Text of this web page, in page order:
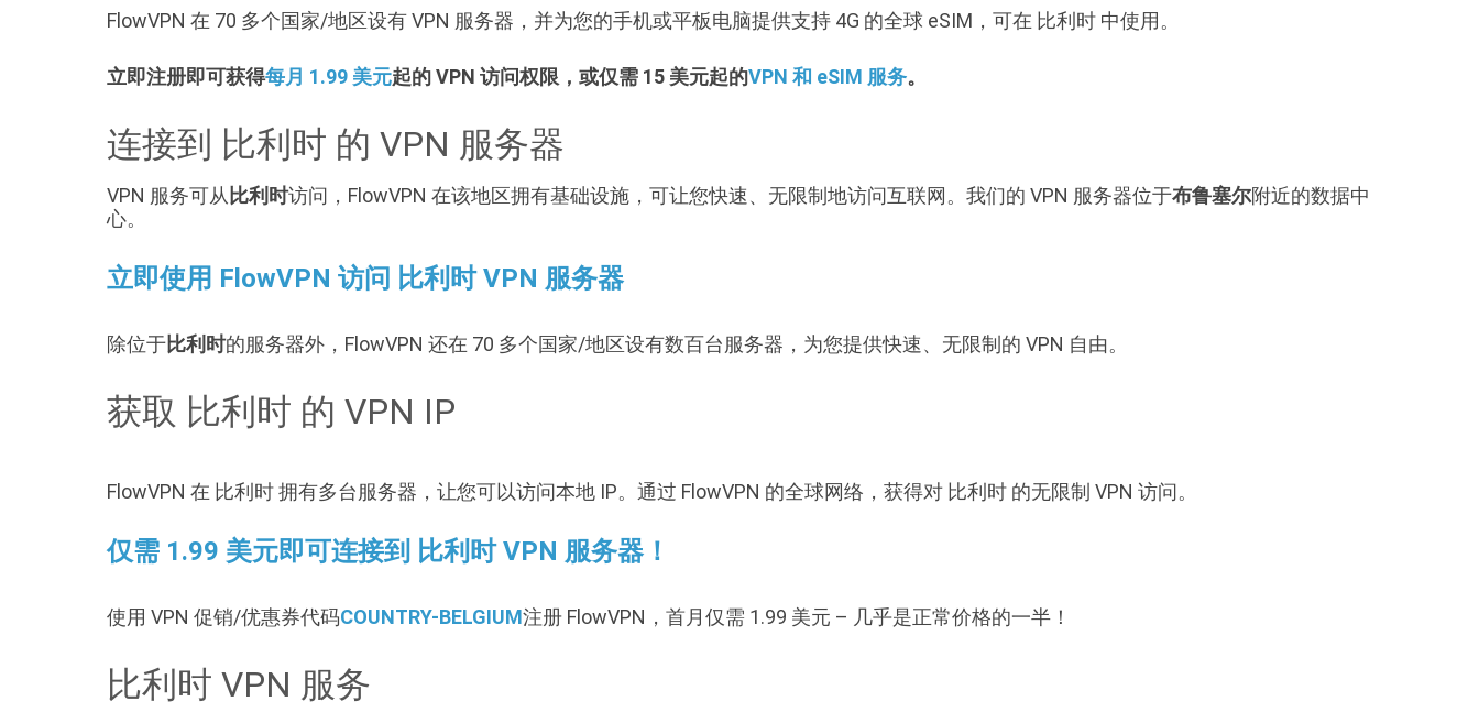
FlowVPN 在 70 多个国家/地区设有 VPN 服务器，并为您的手机或平板电脑提供支持 4G 的全球 eSIM，可在 比利时 中使用。
立即注册即可获得每月 1.99 美元起的 VPN 访问权限，或仅需 15 美元起的VPN 和 eSIM 服务。
连接到 比利时 的 VPN 服务器
VPN 服务可从比利时访问，FlowVPN 在该地区拥有基础设施，可让您快速、无限制地访问互联网。我们的 VPN 服务器位于布鲁塞尔附近的数据中
心。
立即使用 FlowVPN 访问 比利时 VPN 服务器
除位于比利时的服务器外，FlowVPN 还在 70 多个国家/地区设有数百台服务器，为您提供快速、无限制的 VPN 自由。
获取 比利时 的 VPN IP
FlowVPN 在 比利时 拥有多台服务器，让您可以访问本地 IP。通过 FlowVPN 的全球网络，获得对 比利时 的无限制 VPN 访问。
仅需 1.99 美元即可连接到 比利时 VPN 服务器！
使用 VPN 促销/优惠券代码COUNTRY-BELGIUM注册 FlowVPN，首月仅需 1.99 美元 – 几乎是正常价格的一半！
比利时 VPN 服务